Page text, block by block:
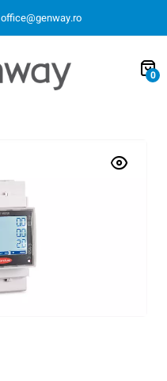
office@genway.ro
0